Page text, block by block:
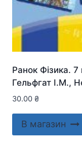
Ранок Фізика.
Гельфгат І.М.,
30.00 ₴
В магазин